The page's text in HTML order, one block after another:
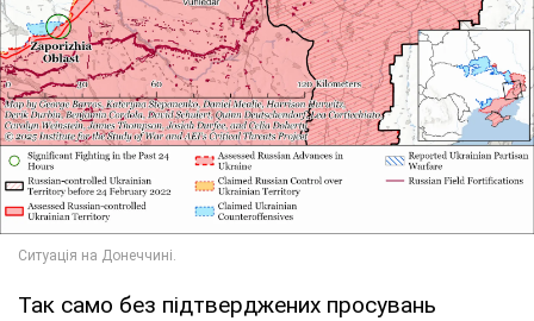
Так само без підтверджених просувань